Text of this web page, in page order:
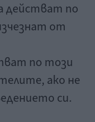
действат по
от
по този
ако не
си.